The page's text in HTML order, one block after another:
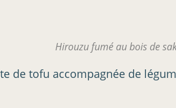
Hirouzu fumé au bois de
de tofu accompagnée de